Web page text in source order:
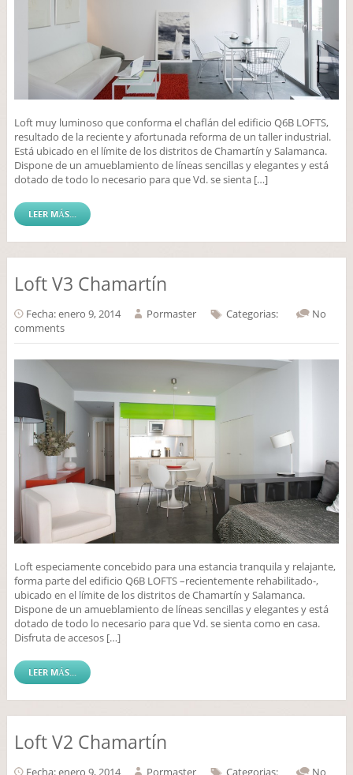
Loft muy luminoso que conforma el chaflán del edificio Q6B LOFTS,
resultado de la reciente y afortunada reforma de un taller industrial.
Está ubicado en el límite de los distritos de Chamartín y Salamanca.
Dispone de un amueblamiento de líneas sencillas y elegantes y está
dotado de todo lo necesario para que Vd. se sienta […]
LEER MÁS...
Loft V3 Chamartín
Fecha: enero 9, 2014 Pormaster Categorias:
No
comments
Loft especiamente concebido para una estancia tranquila y relajante,
forma parte del edificio Q6B LOFTS –recientemente rehabilitado-,
ubicado en el límite de los distritos de Chamartín y Salamanca.
Dispone de un amueblamiento de líneas sencillas y elegantes y está
dotado de todo lo necesario para que Vd. se sienta como en casa.
Disfruta de accesos […]
LEER MÁS...
Loft V2 Chamartín
Fecha: enero 9, 2014 Pormaster Categorias:
No